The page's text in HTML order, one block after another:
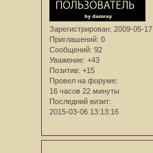
Зарегистрирован: 2009-05-17
Приглашений: 0
Сообщений: 92
Уважение: +43
Позитив: +15
Провел на форуме:
16 часов 22 минуты
Последний визит:
2015-03-06 13:13:16